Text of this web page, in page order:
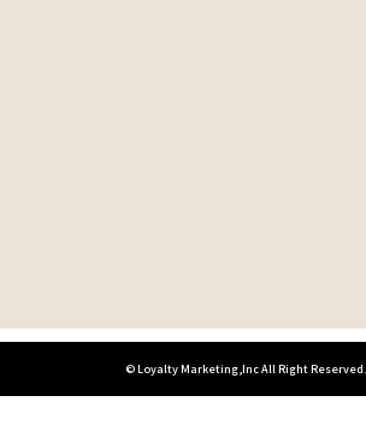
© Loyalty Marketing,Inc All Right